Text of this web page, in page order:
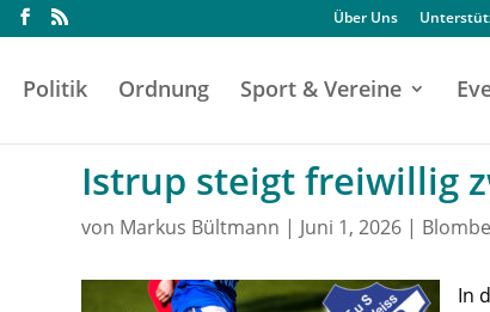
Über Uns
Politik Ordnung Sport & Vereine
Istrup steigt freiwillig
von Markus Bültmann | Juni 1, 2026|
In